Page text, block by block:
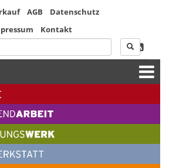
AGB
Datenschutz
Kontakt